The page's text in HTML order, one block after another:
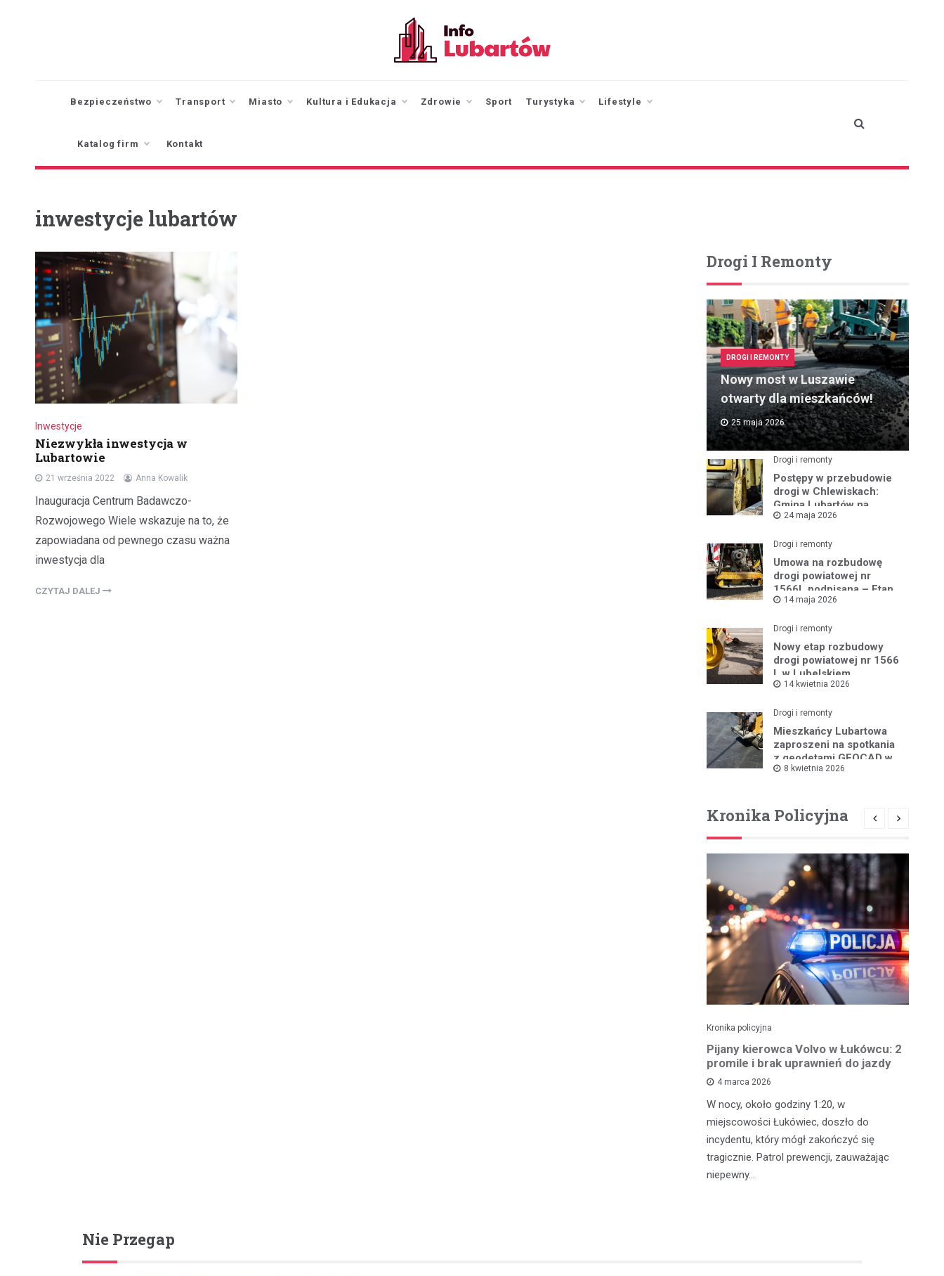
Bezpieczeństwo Transport Miasto Kultura i Edukacja Zdrowie Sport Turystyka Lifestyle
Katalog firm Kontakt
inwestycje lubartów
Inwestycje
Niezwykła inwestycja w
Lubartowie
21 września 2022 Anna Kowalik
Inauguracja Centrum Badawczo-
Rozwojowego Wiele wskazuje na to, że
zapowiadana od pewnego czasu ważna
inwestycja dla
CZYTAJ DALEJ
Drogi I Remonty
DROGI I REMONTY
Nowy most w Luszawie
otwarty dla mieszkańców!
25 maja 2026
Drogi i remonty
Postępy w przebudowie
drogi w Chlewiskach:
Gmina Lubartów na
miejscu inwestycji
24 maja 2026
Drogi i remonty
Umowa na rozbudowę
drogi powiatowej nr
1566L podpisana – Etap
III w toku
14 maja 2026
Drogi i remonty
Nowy etap rozbudowy
drogi powiatowej nr 1566
L w Lubelskiem
14 kwietnia 2026
Drogi i remonty
Mieszkańcy Lubartowa
zaproszeni na spotkania
z geodetami GEOCAD w
sprawie budowy S19
8 kwietnia 2026
Kronika Policyjna
Kronika policyjna
Pijany kierowca Volvo w Łukówcu: 2
promile i brak uprawnień do jazdy
4 marca 2026
W nocy, około godziny 1:20, w
miejscowości Łukówiec, doszło do
incydentu, który mógł zakończyć się
tragicznie. Patrol prewencji, zauważając
niepewny…
Nie Przegap